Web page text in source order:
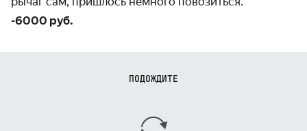
-6000 руб.
ПОДОЖДИТЕ